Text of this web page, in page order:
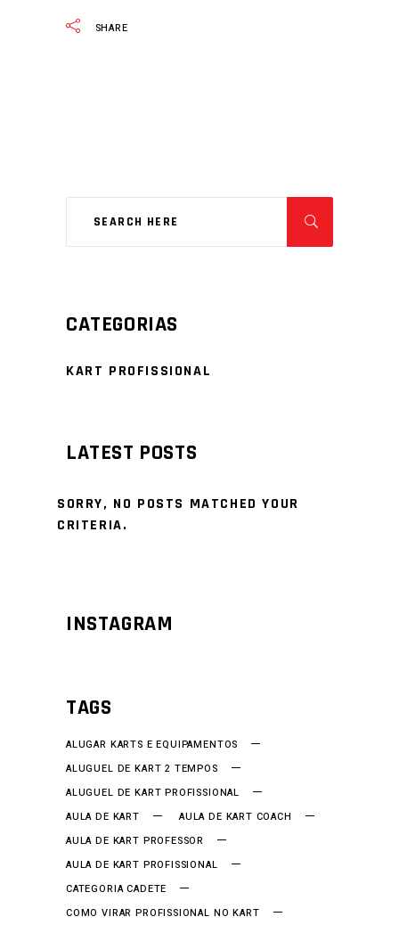
SHARE
CATEGORIAS
KART PROFISSIONAL
LATEST POSTS
SORRY, NO POSTS MATCHED YOUR
CRITERIA.
INSTAGRAM
TAGS
ALUGAR KARTS E EQUIPAMENTOS
ALUGUEL DE KART 2 TEMPOS
ALUGUEL DE KART PROFISSIONAL
AULA DE KART
AULA DE KART COACH
AULA DE KART PROFESSOR
AULA DE KART PROFISSIONAL
CATEGORIA CADETE
COMO VIRAR PROFISSIONAL NO KART